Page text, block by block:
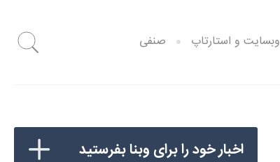
وبسایت و استارتاپ صنفی
اخبار خود را برای وبنا بفرستید